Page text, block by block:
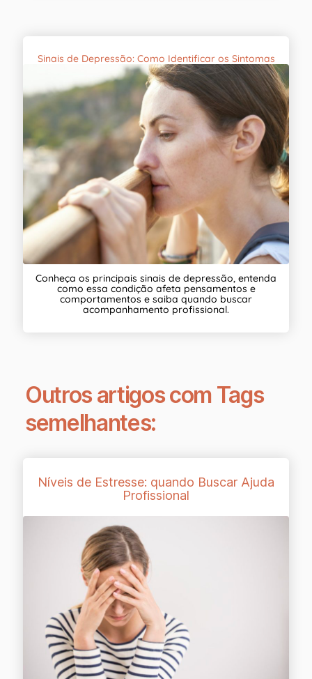
Sinais de Depressão: Como Identificar os Sintomas
Conheça os principais sinais de depressão, entenda
como essa condição afeta pensamentos e
comportamentos e saiba quando buscar
acompanhamento profissional.
Outros artigos com Tags
semelhantes:
Níveis de Estresse: quando Buscar Ajuda
Profissional